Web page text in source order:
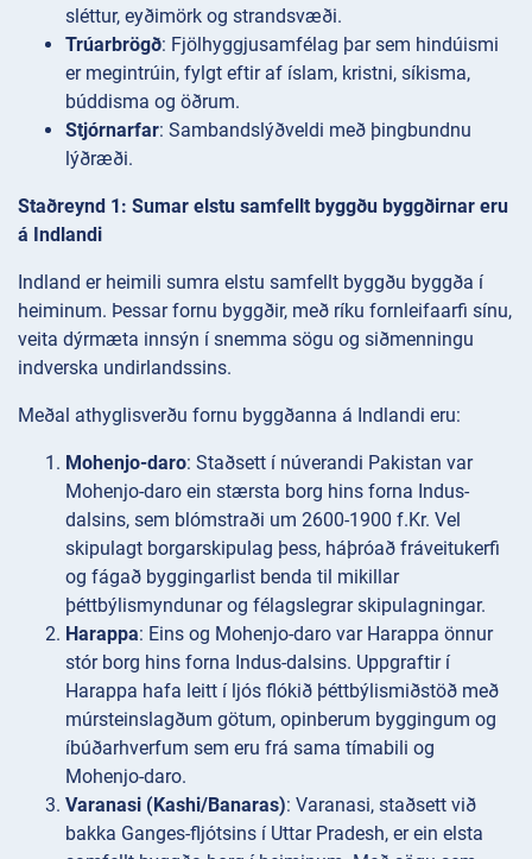
sléttur, eyðimörk og strandsvæði.
Trúarbrögð: Fjölhyggjusamfélag þar sem hindúismi
er megintrúin, fylgt eftir af íslam, kristni, síkisma,
búddisma og öðrum.
Stjórnarfar: Sambandslýðveldi með þingbundnu
lýðræði.
Staðreynd 1: Sumar elstu samfellt byggðu byggðirnar eru
á Indlandi
Indland er heimili sumra elstu samfellt byggðu byggða í
heiminum. Þessar fornu byggðir, með ríku fornleifaarfi sínu,
veita dýrmæta innsýn í snemma sögu og siðmenningu
indverska undirlandssins.
Meðal athyglisverðu fornu byggðanna á Indlandi eru:
Mohenjo-daro: Staðsett í núverandi Pakistan var
Mohenjo-daro ein stærsta borg hins forna Indus-
dalsins, sem blómstraði um 2600-1900 f.Kr. Vel
skipulagt borgarskipulag þess, háþróað fráveitukerfi
og fágað byggingarlist benda til mikillar
þéttbýlismyndunar og félagslegrar skipulagningar.
Harappa: Eins og Mohenjo-daro var Harappa önnur
stór borg hins forna Indus-dalsins. Uppgraftir í
Harappa hafa leitt í ljós flókið þéttbýlismiðstöð með
múrsteinslagðum götum, opinberum byggingum og
íbúðarhverfum sem eru frá sama tímabili og
Mohenjo-daro.
Varanasi (Kashi/Banaras): Varanasi, staðsett við
bakka Ganges-fljótsins í Uttar Pradesh, er ein elsta